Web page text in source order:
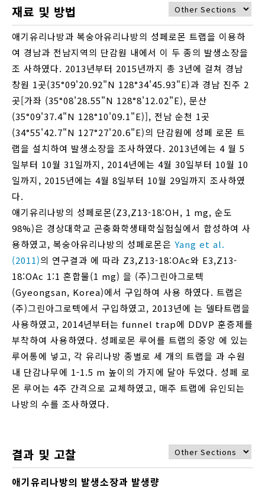
재료 및 방법
애기유리나방과 복숭아유리나방의 성페로몬 트랩을 이용하
여 경남과 전남지역의 단감원 내에서 이 두 종의 발생소장을
조 사하였다. 2013년부터 2015년까지 총 3년에 걸쳐 경남
창원 1곳(35°09'20.92"N 128°34'45.93"E)과 경남 진주 2
곳[가좌 (35°08'28.55"N 128°8'12.02"E), 문산
(35°09'37.4"N 128°10'09.1"E)], 전남 순천 1곳
(34°55'42.7"N 127°27'20.6"E)의 단감원에 성페 로몬 트
랩을 설치하여 발생소장을 조사하였다. 2013년에는 4 월 5
일부터 10월 31일까지, 2014년에는 4월 30일부터 10월 10
일까지, 2015년에는 4월 8일부터 10월 29일까지 조사하였
다.
애기유리나방의 성페로몬(Z3,Z13-18:OH, 1 mg, 순도
98%)은 경상대학교 곤충화학생태학실험실에서 합성하여 사
용하였고, 복숭아유리나방의 성페로몬은 Yang et al.
(2011)의 연구결과 에 따라 Z3,Z13-18:OAc와 E3,Z13-
18:OAc 1:1 혼합물(1 mg) 을 (주)그린아그로텍
(Gyeongsan, Korea)에서 구입하여 사용 하였다. 트랩은
(주)그린아그로텍에서 구입하였고, 2013년에 는 델타트랩을
사용하였고, 2014년부터는 funnel trap에 DDVP 훈증제를
부착하여 사용하였다. 성페로몬 루어를 트랩의 중앙 에 있는
루어통에 넣고, 각 유리나방 종별로 세 개의 트랩을 과 수원
내 단감나무에 1-1.5 m 높이의 가지에 달아 두었다. 성페 로
몬 루어는 4주 간격으로 교체하였고, 매주 트랩에 유인되는
나방의 수를 조사하였다.
결과 및 고찰
애기유리나방의 발생소장과 발생량